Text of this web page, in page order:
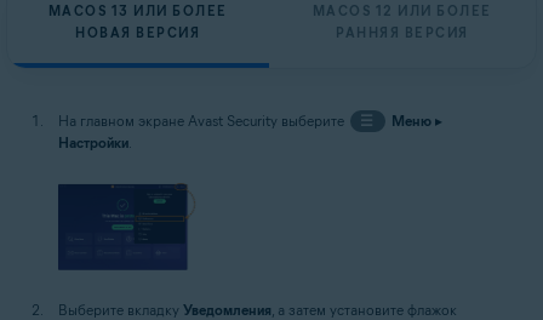
MACOS 13 ИЛИ БОЛЕЕ
НОВАЯ ВЕРСИЯ
MACOS 12 ИЛИ БОЛЕЕ
РАННЯЯ ВЕРСИЯ
На главном экране Avast Security выберите ☰ Меню▸
Настройки
Выберите вкладку Уведомления , а затем установите флажок